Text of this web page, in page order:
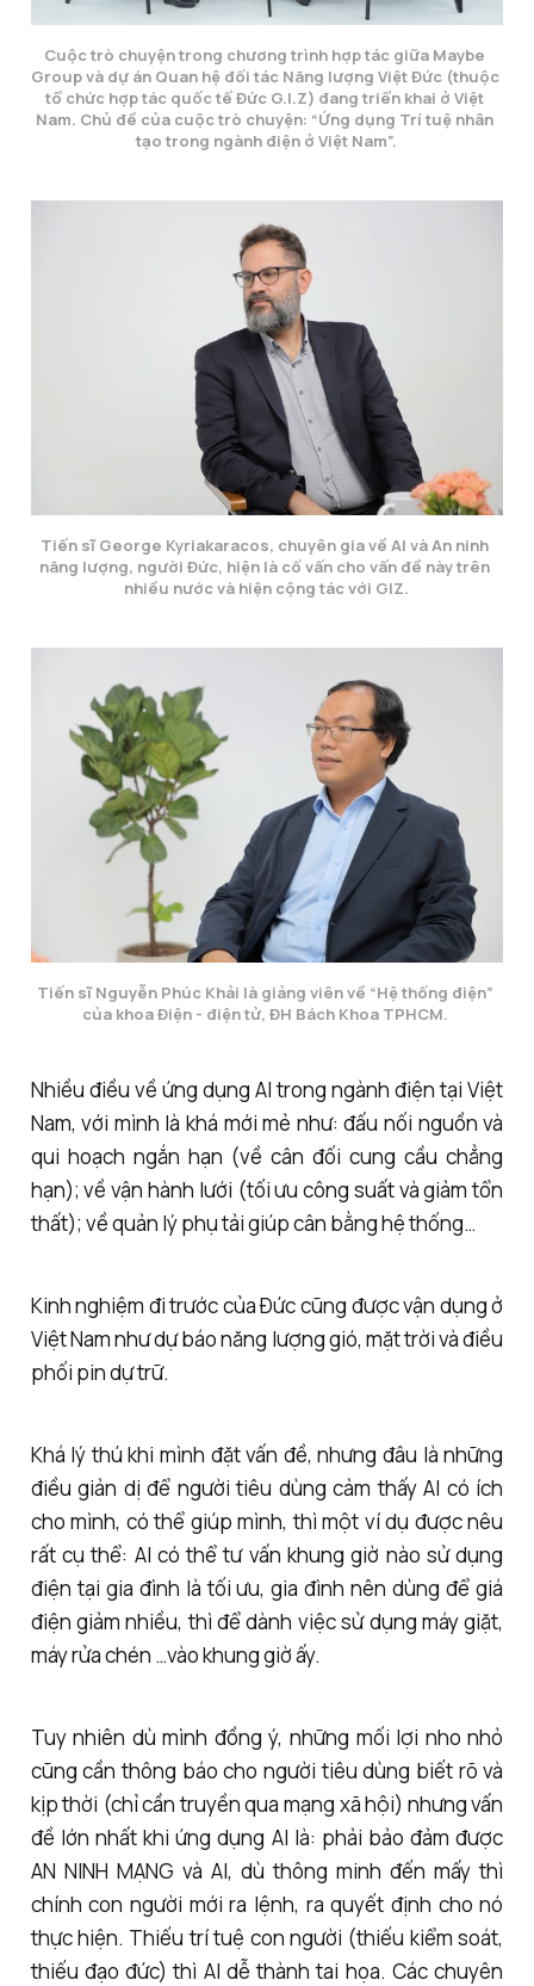
Cuộc trò chuyện trong chương trình hợp tác giữa Maybe
Group và dự án Quan hệ đối tác Năng lượng Việt Đức (thuộc
tổ chức hợp tác quốc tế Đức G.I.Z) đang triển khai ở Việt
Nam. Chủ đề của cuộc trò chuyện: “Ứng dụng Trí tuệ nhân
tạo trong ngành điện ở Việt Nam”.
Tiến sĩ George Kyriakaracos, chuyên gia về AI và An ninh
năng lượng, người Đức, hiện là cố vấn cho vấn đề này trên
nhiều nước và hiện cộng tác với GIZ.
Tiến sĩ Nguyễn Phúc Khải là giảng viên về “Hệ thống điện”
của khoa Điện - điện tử, ĐH Bách Khoa TPHCM.
Nhiều điều về ứng dụng AI trong ngành điện tại Việt
Nam, với mình là khá mới mẻ như: đấu nối nguồn và
qui hoạch ngắn hạn (về cân đối cung cầu chẳng
hạn); về vận hành lưới (tối ưu công suất và giảm tổn
thất); về quản lý phụ tải giúp cân bằng hệ thống…
Kinh nghiệm đi trước của Đức cũng được vận dụng ở
Việt Nam như dự báo năng lượng gió, mặt trời và điều
phối pin dự trữ.
Khá lý thú khi mình đặt vấn đề, nhưng đâu là những
điều giản dị để người tiêu dùng cảm thấy AI có ích
cho mình, có thể giúp mình, thì một ví dụ được nêu
rất cụ thể: AI có thể tư vấn khung giờ nào sử dụng
điện tại gia đình là tối ưu, gia đình nên dùng để giá
điện giảm nhiều, thì để dành việc sử dụng máy giặt,
máy rửa chén …vào khung giờ ấy.
Tuy nhiên dù mình đồng ý, những mối lợi nho nhỏ
cũng cần thông báo cho người tiêu dùng biết rõ và
kịp thời (chỉ cần truyền qua mạng xã hội) nhưng vấn
đề lớn nhất khi ứng dụng AI là: phải bảo đảm được
AN NINH MẠNG và AI, dù thông minh đến mấy thì
chính con người mới ra lệnh, ra quyết định cho nó
thực hiện. Thiếu trí tuệ con người (thiếu kiểm soát,
thiếu đạo đức) thì AI dễ thành tai họa. Các chuyên